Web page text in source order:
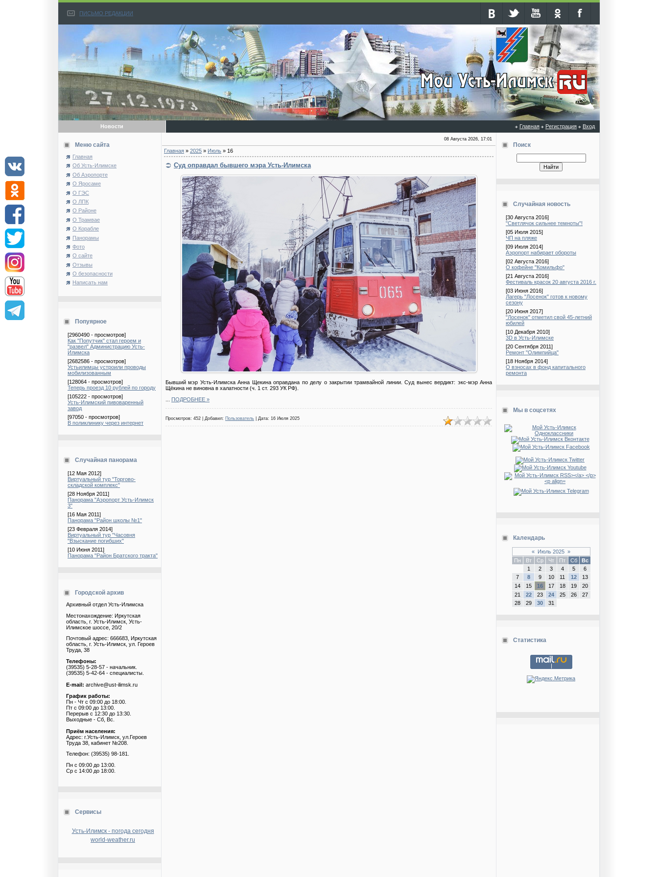
ПИСЬМО РЕДАКЦИИ
Новости Главная Регистрация Вход
Меню сайта
Главная
Об Усть-Илимске
Об Аэропорте
О Яросаме
О ГЭС
О ЛПК
О Районе
О Трамвае
О Корабле
Панорамы
Фото
О сайте
Отзывы
О безопасности
Написать нам
Попуярное
[2960490 - просмотров]
Как "Попутчик" стал героем и
"развел" Администрацию Усть-
Илимска
[2682586 - просмотров]
Устьилимцы устроили проводы
мобилизованным
[128064 - просмотров]
Теперь проезд 10 рублей по городу
[105222 - просмотров]
Усть-Илимский пивоваренный
завод
[97050 - просмотров]
В поликлинику через интернет
Случайная панорама
[12 Мая 2012]
Виртуальный тур "Торгово-
складской комплекс"
[28 Ноября 2011]
Панорама "Аэропорт Усть-Илимск
3"
[16 Мая 2011]
Панорама "Район школы №1"
[23 Февраля 2014]
Виртуальный тур "Часовня
"Взыскание погибших"
[10 Июня 2011]
Панорама "Район Братского тракта"
Городской архив
Архивный отдел Усть-Илимска
Местонахождение: Иркутская
область, г. Усть-Илимск, Усть-
Илимское шоссе, 20/2
Почтовый адрес: 666683, Иркутская
область, г. Усть-Илимск, ул. Героев
Труда, 38
Телефоны:
(39535) 5-28-57 - начальник.
(39535) 5-42-64 - специалисты.
E-mail: archive@ust-ilimsk.ru
График работы:
Пн - Чт с 09:00 до 18:00.
Пт с 09:00 до 13:00.
Перерыв с 12:30 до 13:30.
Выходные - Сб, Вс.
Приём населения:
Адрес: г.Усть-Илимск, ул.Героев
Труда 38, кабинет №208.
Телефон: (39535) 98-181.
Пн с 09:00 до 13:00.
Ср с 14:00 до 18:00.
Сервисы
Усть-Илимск - погода сегодня
world-weather.ru
08 Августа 2026, 17:01
Главная » 2025 » Июль » 16
Суд оправдал бывшего мэра Усть-Илимска
Бывший мэр Усть-Илимска Анна Щекина оправдана по делу о закрытии трамвайной линии. Суд вынес вердикт: экс-мэр Анна
Щёкина не виновна в халатности (ч. 1 ст. 293 УК РФ).
ПОДРОБНЕЕ »
Просмотров: 452 | Добавил: Пользователь | Дата: 16 Июля 2025
Поиск
Случайная новость
[30 Августа 2016]
"Светлячок сильнее темноты"!
[05 Июля 2015]
ЧП на пляже
[09 Июля 2014]
Аэропорт набирает обороты
[02 Августа 2016]
О кофейне "Комильфо"
[21 Августа 2016]
Фестиваль красок 20 августа 2016 г.
[03 Июня 2016]
Лагерь "Лосенок" готов к новому
сезону
[20 Июня 2017]
"Лосенок" отметил свой 45-летний
юбилей
[10 Декабря 2010]
3D в Усть-Илимске
[20 Сентября 2011]
Ремонт "Олимпийца"
[18 Ноября 2014]
О взносах в фонд капитального
ремонта
Мы в соцсетях
Календарь
« Июль 2025 »
Пн
Вт Ср Чт Пт Сб
Вс
1
2 3 4 5
6
7
8 9 10 11 12
13
14
15 16 17 18 19
20
21
22 23 24 25 26
27
28
29 30 31
Статистика